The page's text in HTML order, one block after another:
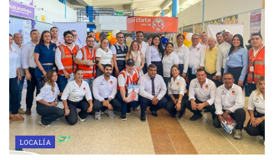
LOCALÍA